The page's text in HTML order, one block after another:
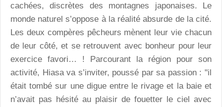
cachées, discrètes des montagnes japonaises. Le
monde naturel s’oppose à la réalité absurde de la cité.
Les deux compères pêcheurs mènent leur vie chacun
de leur côté, et se retrouvent avec bonheur pour leur
exercice favori… ! Parcourant la région pour son
activité, Hiasa va s’inviter, poussé par sa passion : "il
était tombé sur une digue entre le rivage et la baie et
n’avait pas hésité au plaisir de fouetter le ciel avec